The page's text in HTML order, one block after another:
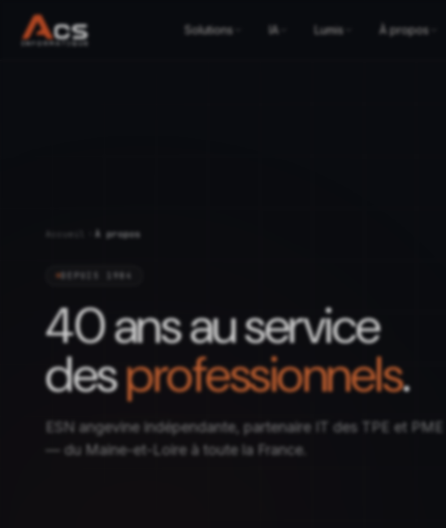
Solutions IA Lumis À propos
À propos
DEPUIS 1984
40 ans au service
desprofessionnels.
ESN angevine indépendante, partenaire IT des TPE et PME
— du Maine-et-Loire à toute la France.